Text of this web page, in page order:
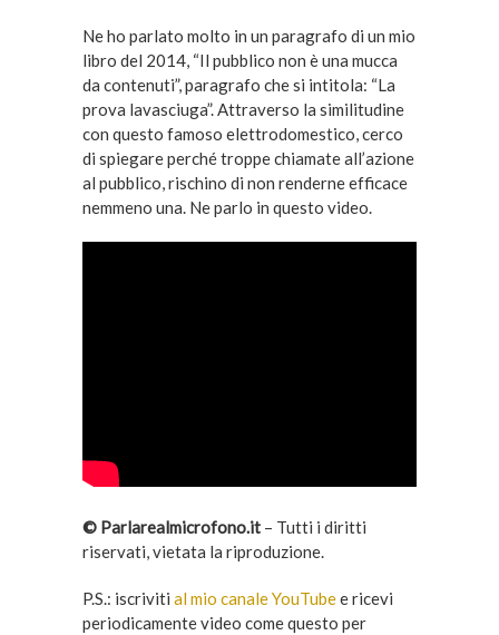
Ne ho parlato molto in un paragrafo di un mio
libro del 2014, “Il pubblico non è una mucca
da contenuti”, paragrafo che si intitola: “La
prova lavasciuga”. Attraverso la similitudine
con questo famoso elettrodomestico, cerco
di spiegare perché troppe chiamate all’azione
al pubblico, rischino di non renderne efficace
nemmeno una. Ne parlo in questo video.
© Parlarealmicrofono.it– Tutti i diritti
riservati, vietata la riproduzione.
P.S.: iscriviti al mio canale YouTubee ricevi
periodicamente video come questo per